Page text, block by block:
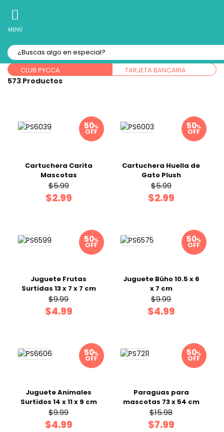
MENÚ
Forma de pago:
CLUB PYCCA TARJETA BANCARIA
573
%
OFF
Cartuchera Carita
Mascotas
$5.99
$2.99
%
OFF
Cartuchera Huella de
Gato Plush
$5.99
$2.99
%
OFF
Juguete Frutas
Surtidas 13 x 7 x 7 cm
$9.99
$4.99
%
OFF
Juguete Búho 10.5 x 6
x 7 cm
$9.99
$4.99
%
OFF
Juguete Animales
Surtidos 14 x 11 x 9 cm
$9.99
$4.99
%
OFF
Paraguas para
mascotas 73 x 54 cm
$15.98
$7.99